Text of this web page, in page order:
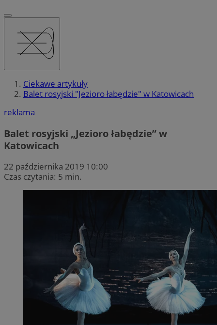
Ciekawe artykuły
Balet rosyjski "Jezioro łabędzie" w Katowicach
reklama
Balet rosyjski „Jezioro łabędzie” w
Katowicach
22 października 2019 10:00
Czas czytania: 5 min.